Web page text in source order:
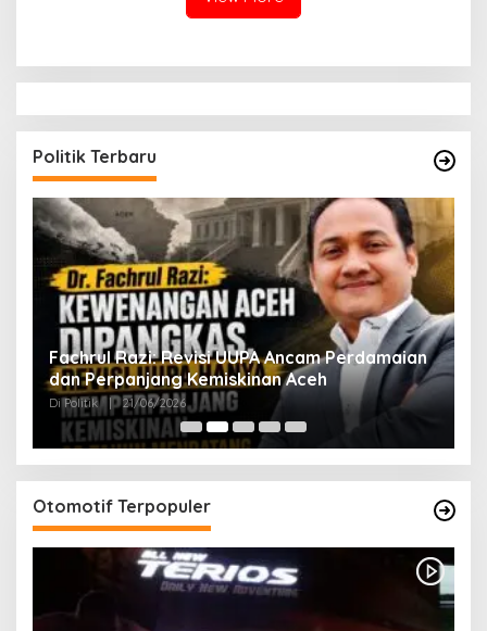
Politik Terbaru
Fachrul Razi: Revisi UUPA Ancam Perdamaian
dan Perpanjang Kemiskinan Aceh
Di Politik | 21/06/2026
Otomotif Terpopuler